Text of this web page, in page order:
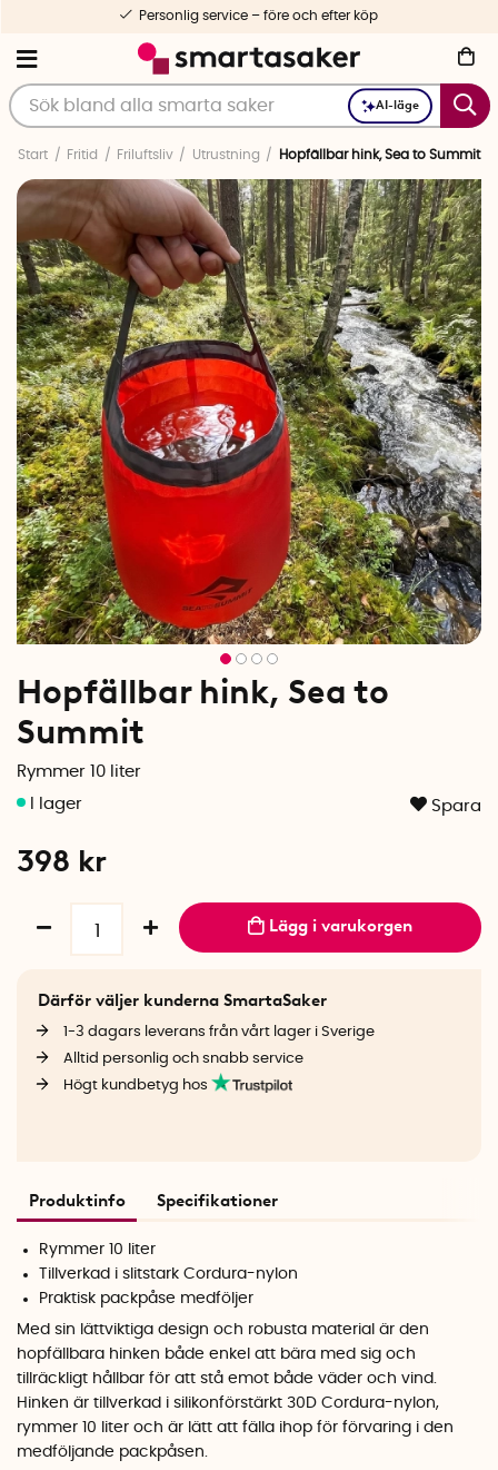
AI-läge
Personlig service – före och efter köp
Start Fritid Friluftsliv Utrustning Hopfällbar hink, Sea to Summit
Hopfällbar hink, Sea to
Summit
Rymmer 10 liter
Spara
398 kr
Lägg i varukorgen
Därför väljer kunderna SmartaSaker
1-3 dagars leverans från vårt lager i Sverige
Alltid personlig och snabb service
Högt kundbetyg hos
Produktinfo Specifikationer
Rymmer 10 liter
Tillverkad i slitstark Cordura-nylon
Praktisk packpåse medföljer
Med sin lättviktiga design och robusta material är den
hopfällbara hinken både enkel att bära med sig och
tillräckligt hållbar för att stå emot både väder och vind.
Hinken är tillverkad i silikonförstärkt 30D Cordura-nylon,
rymmer 10 liter och är lätt att fälla ihop för förvaring i den
medföljande packpåsen.